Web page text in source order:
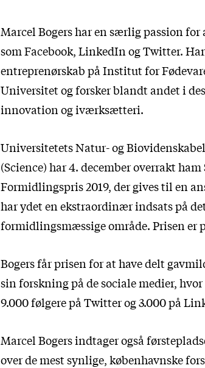
Marcel Bogers har en særlig passion
som Facebook, LinkedIn og Twitter.
entreprenørskab på Institut for
Universitet og forsker blandt andet i
innovation og iværksætteri.
Universitetets Natur- og
(Science) har 4. december overrakt ham
Formidlingspris 2019, der gives til en
har ydet en ekstraordinær indsats på
formidlingsmæssige område. Prisen er
Bogers får prisen for at have delt
sin forskning på de sociale medier,
9.000 følgere på Twitter og 3.000 på
Marcel Bogers indtager også
over de mest synlige, københavnske